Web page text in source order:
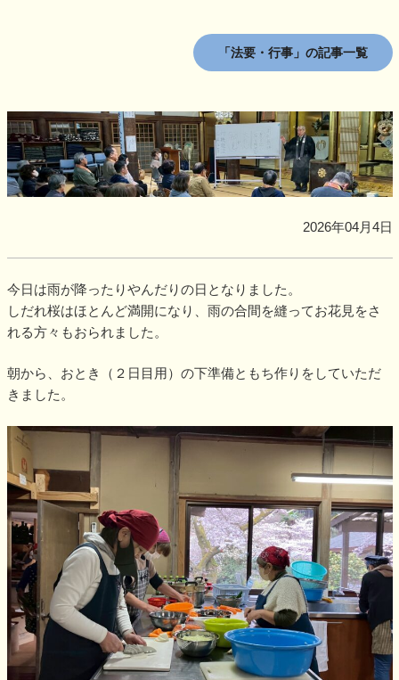
「法要・行事」の記事一覧
2026年04月4日
今日は雨が降ったりやんだりの日となりました。
しだれ桜はほとんど満開になり、雨の合間を縫ってお花見をさ
れる方々もおられました。
朝から、おとき（２日目用）の下準備ともち作りをしていただ
きました。